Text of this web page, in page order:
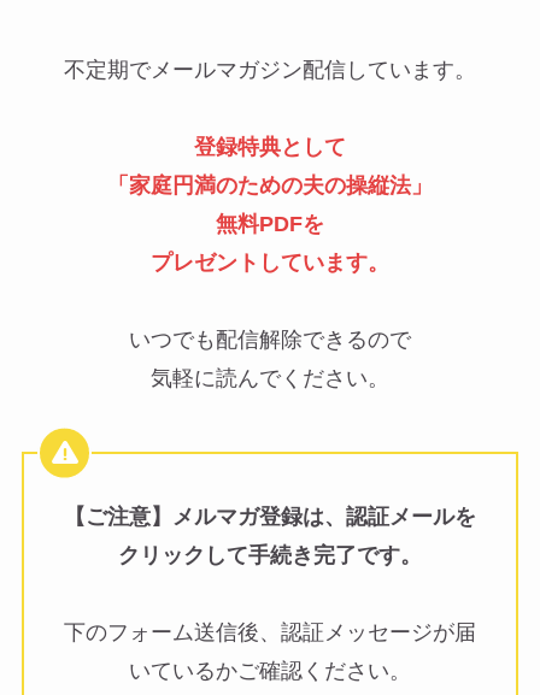
不定期でメールマガジン配信しています。
登録特典として
「 家庭円満のための夫の操縦法」
無料PDFを
プレゼントしています。
いつでも配信解除できるので
気軽に読んでください。
【ご注意】メルマガ登録は、認証メールを
クリックして手続き完了です。
下のフォーム送信後、認証メッセージが届
いているかご確認ください。